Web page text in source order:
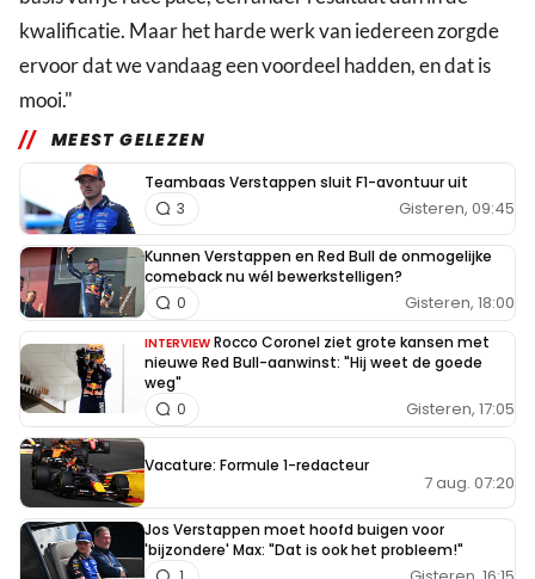
kwalificatie. Maar het harde werk van iedereen zorgde
ervoor dat we vandaag een voordeel hadden, en dat is
mooi."
MEEST GELEZEN
Teambaas Verstappen sluit F1-avontuur uit
Gisteren, 09:45
3
Kunnen Verstappen en Red Bull de onmogelijke
comeback nu wél bewerkstelligen?
Gisteren, 18:00
0
INTERVIEW Rocco Coronel ziet grote kansen met
nieuwe Red Bull-aanwinst: "Hij weet de goede
weg"
Gisteren, 17:05
0
Vacature: Formule 1-redacteur
7 aug. 07:20
Jos Verstappen moet hoofd buigen voor
'bijzondere' Max: "Dat is ook het probleem!"